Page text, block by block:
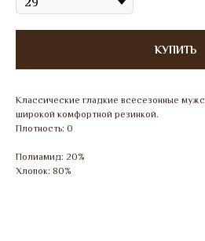
КУПИТЬ
Классические гладкие всесезонные
широкой комфортной резинкой.
Плотность: 0
Полиамид: 20%
Хлопок: 80%